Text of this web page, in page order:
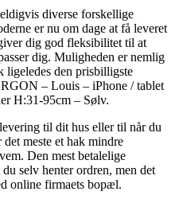
diverse forskellige
er nu om dage at få leveret
dig god fleksibilitet til at
dig. Muligheden er nemlig
ligeledes den prisbilligste
– Louis – iPhone / tablet
H:31-95cm – Sølv.
til dit hus eller til når du
meste et hak mindre
Den mest betalelige
selv henter ordren, men det
online firmaets bopæl.